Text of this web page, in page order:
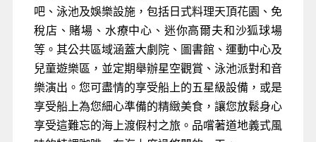
吧、泳池及娛樂設施，包括日式料理天頂花園、免
稅店、賭場、水療中心、迷你高爾夫和沙狐球場
等。其公共區域涵蓋大劇院、圖書館、運動中心及
兒童遊樂區，並定期舉辦星空觀賞、泳池派對和音
樂演出。您可盡情的享受船上的五星級設備，或是
享受船上為您細心準備的精緻美食，讓您放鬆身心
享受這難忘的海上渡假村之旅。品嚐著道地義式風